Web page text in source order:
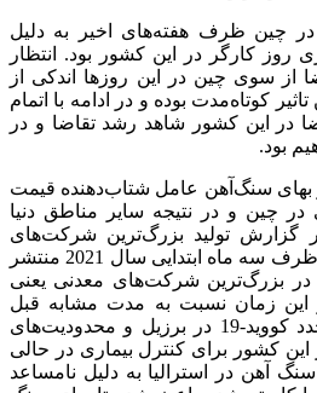
چین ظرف هفته‌های اخیر به دلیل
روز کارگر در این کشور بود. انتظار
سوی چین در این روزها اندکی از
تاثیر کوتاه‌مدت بوده و در ادامه با اتمام
در این کشور شاهد رشد تقاضا و در
بود.
بهای سنگ‌آهن عامل شتاب‌دهنده قیمت
چین و در نتیجه سایر مناطق دنیا
گزارش تولید بزرگ‌ترین شرکت‌های
تولیدکننده سنگ آهن در دنیا ظرف سه ماه ابتدایی سال 2021 منتشر
در بزرگ‌ترین شرکت‌های معدنی یعنی
این زمان نسبت به مدت مشابه قبل
کاهش داشت. اوج‌گیری مجدد کووید-19 در برزیل و محدودیت‌های
این کشور برای کنترل بیماری در حالی
آهن در استرالیا به دلیل نامساعد